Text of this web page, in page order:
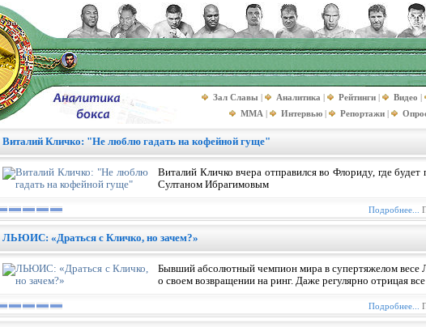
Зал Славы | Аналитика | Рейтинги | Видео |
MMA | Интервью | Репортажи |
Виталий Кличко: "Не люблю гадать на кофейной гуще"
Виталий Кличко вчера отправился во Флориду, где будет
Султаном Ибрагимовым
Подробнее...
ЛЬЮИС: «Драться с Кличко, но зачем?»
Бывший абсолютный чемпион мира в супертяжелом весе
о своем возвращении на ринг. Даже регулярно отрицая
Подробнее...